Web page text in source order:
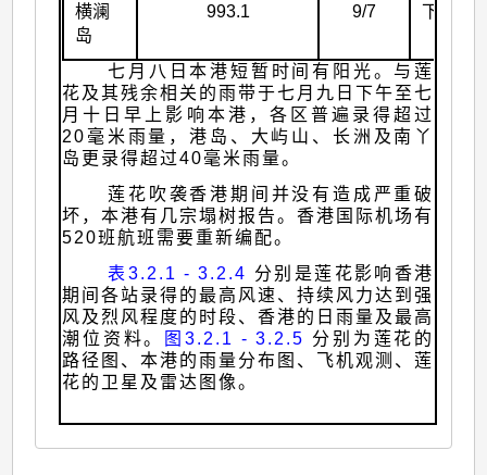
横澜
岛
993.1 9/7
下午3时
七月八日本港短暂时间有阳光。与莲
花及其残余相关的雨带于七月九日下午至七
月十日早上影响本港，各区普遍录得超过
20毫米雨量，港岛、大屿山、长洲及南丫
岛更录得超过40毫米雨量。
莲花吹袭香港期间并没有造成严重破
坏，本港有几宗塌树报告。香港国际机场有
520班航班需要重新编配。
表3.2.1 - 3.2.4 分别是莲花影响香港
期间各站录得的最高风速、持续风力达到强
风及烈风程度的时段、香港的日雨量及最高
潮位资料。
图3.2.1 - 3.2.5 分别为莲花的
路径图、本港的雨量分布图、飞机观测、莲
花的卫星及雷达图像。